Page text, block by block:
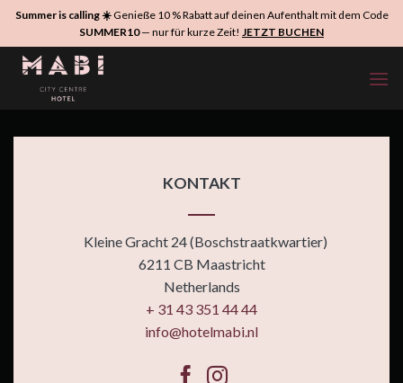
Zum
springen
Summer is calling ☀️Genieße 10 % Rabatt auf deinen Aufenthalt mit dem Code
SUMMER10— nur für kurze Zeit! JETZT BUCHEN
KONTAKT
Kleine Gracht 24 (Boschstraatkwartier)
6211 CB Maastricht
Netherlands
+ 31 43 351 44 44
info@hotelmabi.nl